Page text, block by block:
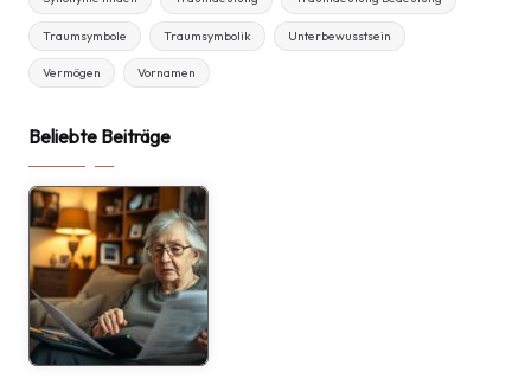
Traumsymbole Traumsymbolik Unterbewusstsein
Vermögen Vornamen
Beliebte Beiträge